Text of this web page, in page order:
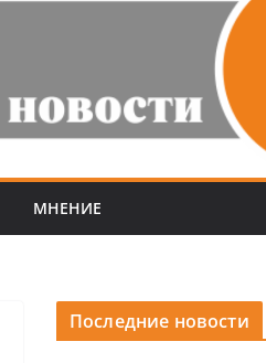
МНЕНИЕ
Последние новости